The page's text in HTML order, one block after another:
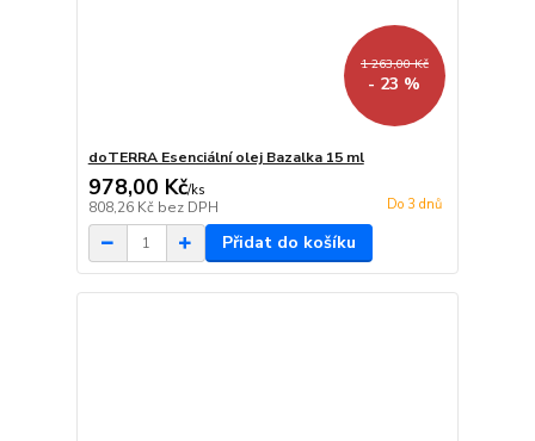
1 263,00 Kč
- 23 %
doTERRA Esenciální olej Bazalka 15 ml
978,00 Kč/ks
808,26 Kč bez DPH Do 3 dnů
Přidat do košíku